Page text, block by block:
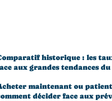
historique : les
aux grandes tendances
maintenant ou
décider face aux